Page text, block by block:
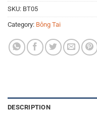
SKU: BT05
Category: Bông Tai
DESCRIPTION